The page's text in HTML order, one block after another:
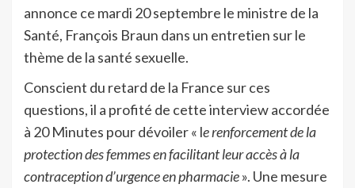
annonce ce mardi 20 septembre le ministre de la
Santé, François Braun dans un entretien sur le
thème de la santé sexuelle.
Conscient du retard de la France sur ces
questions, il a profité de cette interview accordée
à 20 Minutes pour dévoiler « le renforcement de la
protection des femmes en facilitant leur accès à la
contraception d’urgence en pharmacie». Une mesure